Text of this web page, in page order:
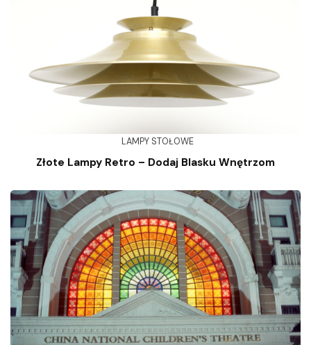
LAMPY STOŁOWE
Złote Lampy Retro – Dodaj Blasku Wnętrzom